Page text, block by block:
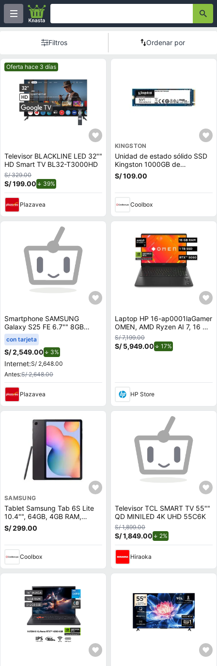
Filtros Ordenar por
Mejor precio.
Oferta hace 3 días
Televisor BLACKLINE LED 32""
HD Smart TV BL32-T3000HD
S/ 329.00
S/ 199.00 39%
Plazavea
KINGSTON
Unidad de estado sólido SSD
Kingston 1000GB de
capacidad, M.2, NVMe, PCIe
3.0
S/ 109.00
Coolbox
Smartphone SAMSUNG
Galaxy S25 FE 6.7"" 8GB
128GB 50.0 MP + 12.0 MP +
8.0 MP Negro
con tarjeta
S/ 2,549.00 3%
Internet:S/ 2,648.00
Antes:S/ 2,648.00
Plazavea
Laptop HP 16-ap0001laGamer
OMEN, AMD Ryzen AI 7, 16 GB
RAM, NVIDIA GeForce RTX
5050, 1 TB SSD, 16"" 2K 144
Hz, Windows 11 Home
S/ 7,199.00
S/ 5,949.00 17%
HP Store
SAMSUNG
Tablet Samsung Tab 6S Lite
10.4"", 64GB, 4GB RAM,
cámara principal 8MP y frontal
5MP, Octa-Core, 7040 mAh,
S/ 299.00
Coolbox
Televisor TCL SMART TV 55""
QD MINILED 4K UHD 55C6K
S/ 1,899.00
S/ 1,849.00 2%
Hiraoka